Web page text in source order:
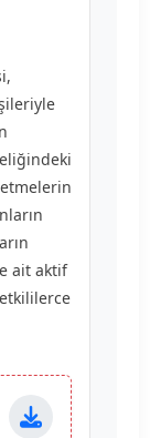
ait aktif